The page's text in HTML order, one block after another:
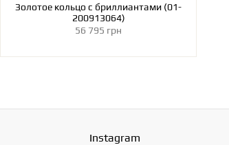
Золотое кольцо с бриллиантами (01-
200913064)
56 795 грн
Instagram